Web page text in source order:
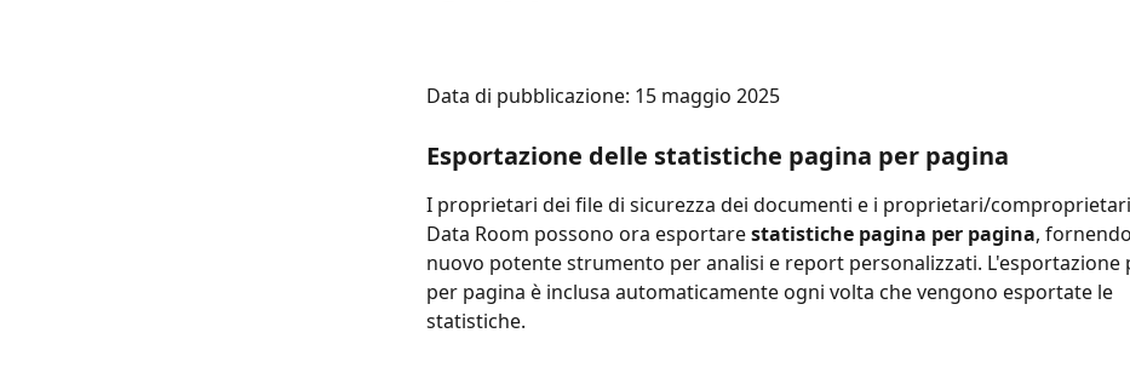
Data di pubblicazione: 15 maggio 2025
Esportazione delle statistiche pagina per pagina
I proprietari dei file di sicurezza dei documenti e i proprietari/
Data Room possono ora esportare statistiche pagina per pagina,
nuovo potente strumento per analisi e report personalizzati. L'esportazione
per pagina è inclusa automaticamente ogni volta che vengono esportate le
statistiche.